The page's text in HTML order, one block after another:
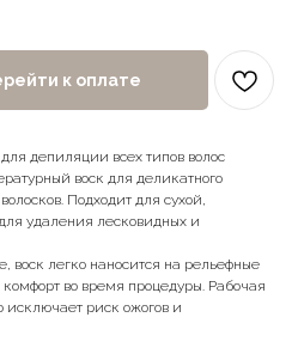
к оплате
депиляции всех типов волос
воск для деликатного
Подходит для сухой,
удаления лесковидных и
воск легко наносится на рельефные
во время процедуры. Рабочая
исключает риск ожогов и